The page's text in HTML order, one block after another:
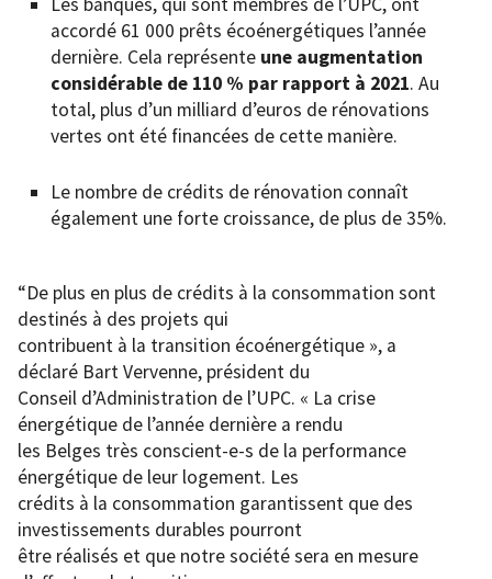
Les banques, qui sont membres de l’UPC, ont
accordé 61 000 prêts écoénergétiques l’année
dernière. Cela représente une augmentation
considérable de 110 % par rapport à 2021. Au
total, plus d’un milliard d’euros de rénovations
vertes ont été financées de cette manière.
Le nombre de crédits de rénovation connaît
également une forte croissance, de plus de 35%.
“De plus en plus de crédits à la consommation sont
destinés à des projets qui
contribuent à la transition écoénergétique », a
déclaré Bart Vervenne, président du
Conseil d’Administration de l’UPC. « La crise
énergétique de l’année dernière a rendu
les Belges très conscient-e-s de la performance
énergétique de leur logement. Les
crédits à la consommation garantissent que des
investissements durables pourront
être réalisés et que notre société sera en mesure